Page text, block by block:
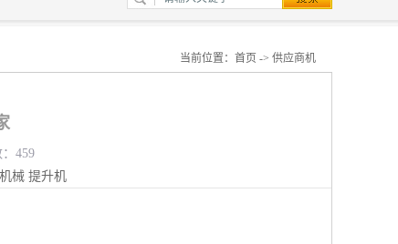
当前位置： 首页 -> 供应商机
459
械 提升机